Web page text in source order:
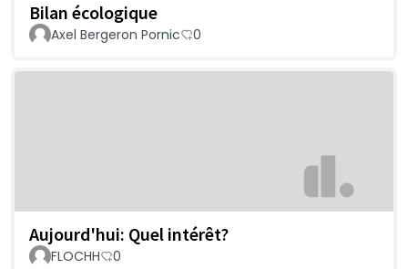
Bilan écologique
Axel Bergeron Pornic 0
Aujourd'hui: Quel intérêt?
FLOCHH 0